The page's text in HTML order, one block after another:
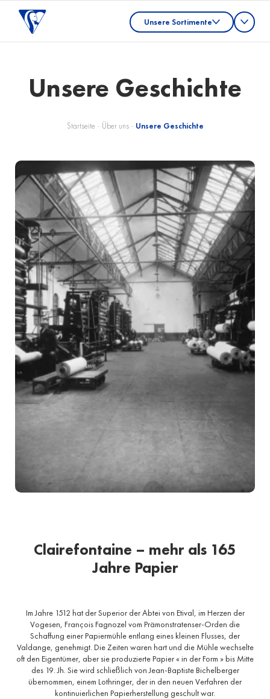
Unsere Sortimente
Unsere Geschichte
Startseite - Über uns- Unsere Geschichte
Clairefontaine – mehr als 165
Jahre Papier
Im Jahre 1512 hat der Superior der Abtei von Etival, im Herzen der
Vogesen, François Fagnozel vom Prämonstratenser-Orden die
Schaffung einer Papiermühle entlang eines kleinen Flusses, der
Valdange, genehmigt. Die Zeiten waren hart und die Mühle wechselte
oft den Eigentümer, aber sie produzierte Papier « in der Form » bis Mitte
des 19. Jh. Sie wird schließlich von Jean-Baptiste Bichelberger
übernommen, einem Lothringer, der in den neuen Verfahren der
kontinuierlichen Papierherstellung geschult war.